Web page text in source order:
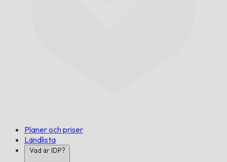
Planer och priser
Ländlista
Vad är IDP?